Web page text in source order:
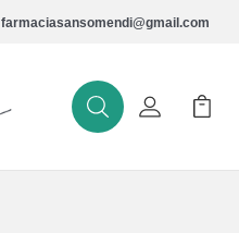
farmaciasansomendi@gmail.com
BuscarMi Cuenta
Mi